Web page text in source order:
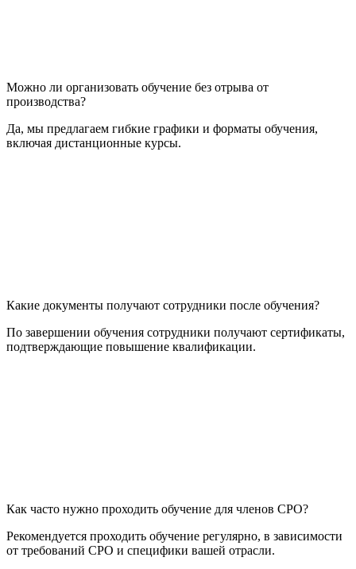
Можно ли организовать обучение без отрыва от
производства?
Да, мы предлагаем гибкие графики и форматы обучения,
включая дистанционные курсы.
Какие документы получают сотрудники после обучения?
По завершении обучения сотрудники получают сертификаты,
подтверждающие повышение квалификации.
Как часто нужно проходить обучение для членов СРО?
Рекомендуется проходить обучение регулярно, в зависимости
от требований СРО и специфики вашей отрасли.